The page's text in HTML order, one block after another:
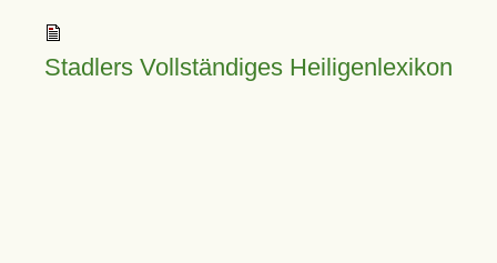
Stadlers Vollständiges Heiligenlexikon